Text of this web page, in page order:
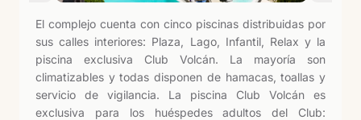
El complejo cuenta con cinco piscinas distribuidas por
sus calles interiores: Plaza, Lago, Infantil, Relax y la
piscina exclusiva Club Volcán. La mayoría son
climatizables y todas disponen de hamacas, toallas y
servicio de vigilancia. La piscina Club Volcán es
exclusiva para los huéspedes adultos del Club: